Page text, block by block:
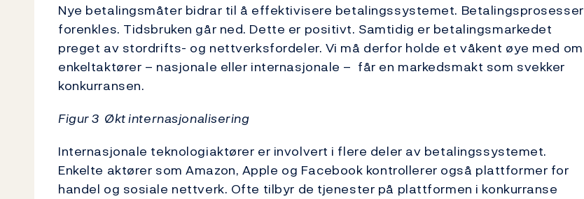
Nye betalingsmåter bidrar til å effektivisere betalingssystemet. Betalingsprosesser
forenkles. Tidsbruken går ned. Dette er positivt. Samtidig er betalingsmarkedet
preget av stordrifts- og nettverksfordeler. Vi må derfor holde et våkent øye med om
enkeltaktører – nasjonale eller internasjonale – får en markedsmakt som svekker
konkurransen.
Figur 3 Økt internasjonalisering
Internasjonale teknologiaktører er involvert i flere deler av betalingssystemet.
Enkelte aktører som Amazon, Apple og Facebook kontrollerer også plattformer for
handel og sosiale nettverk. Ofte tilbyr de tjenester på plattformen i konkurranse